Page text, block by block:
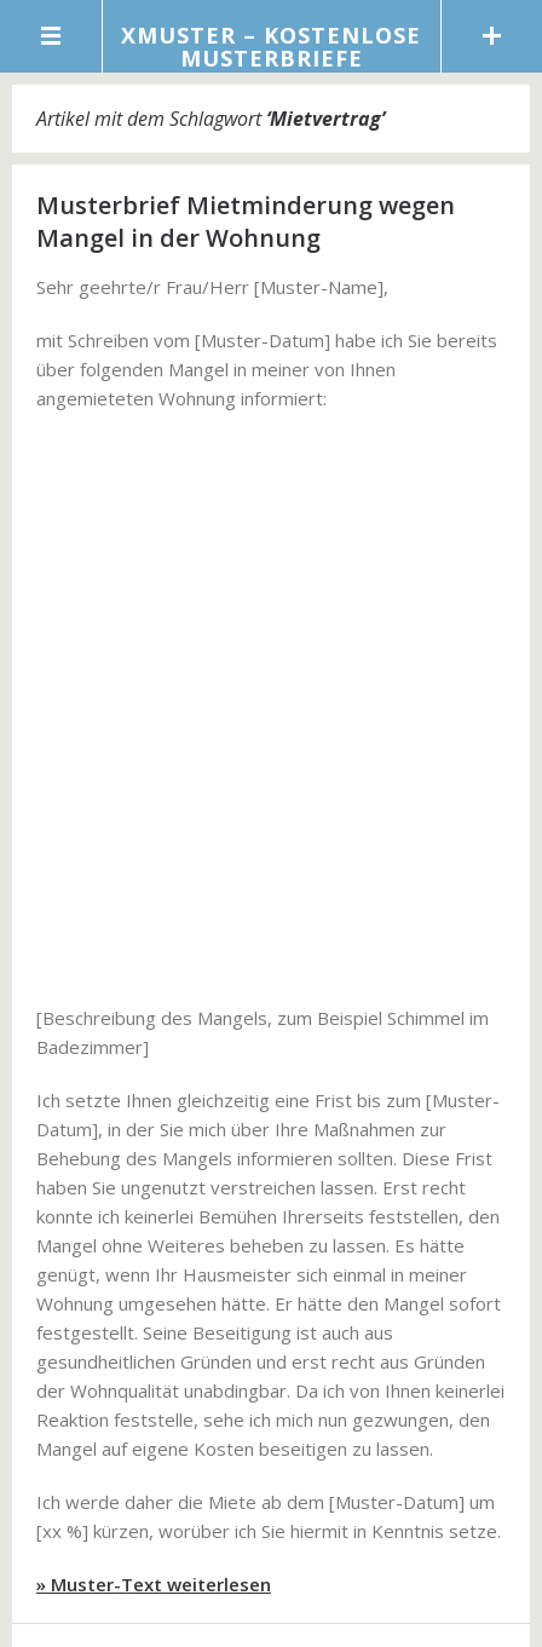
XMUSTER – KOSTENLOSE
MUSTERBRIEFE
Artikel mit dem Schlagwort‘Mietvertrag’
Musterbrief Mietminderung wegen
Mangel in der Wohnung
Sehr geehrte/r Frau/Herr [Muster-Name],
mit Schreiben vom [Muster-Datum] habe ich Sie bereits
über folgenden Mangel in meiner von Ihnen
angemieteten Wohnung informiert:
[Beschreibung des Mangels, zum Beispiel Schimmel im
Badezimmer]
Ich setzte Ihnen gleichzeitig eine Frist bis zum [Muster-
Datum], in der Sie mich über Ihre Maßnahmen zur
Behebung des Mangels informieren sollten. Diese Frist
haben Sie ungenutzt verstreichen lassen. Erst recht
konnte ich keinerlei Bemühen Ihrerseits feststellen, den
Mangel ohne Weiteres beheben zu lassen. Es hätte
genügt, wenn Ihr Hausmeister sich einmal in meiner
Wohnung umgesehen hätte. Er hätte den Mangel sofort
festgestellt. Seine Beseitigung ist auch aus
gesundheitlichen Gründen und erst recht aus Gründen
der Wohnqualität unabdingbar. Da ich von Ihnen keinerlei
Reaktion feststelle, sehe ich mich nun gezwungen, den
Mangel auf eigene Kosten beseitigen zu lassen.
Ich werde daher die Miete ab dem [Muster-Datum] um
[xx %] kürzen, worüber ich Sie hiermit in Kenntnis setze.
» Muster-Text weiterlesen